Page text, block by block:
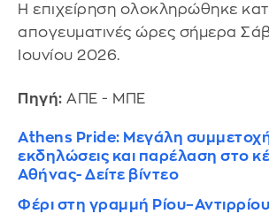
Η επιχείρηση ολοκληρώθηκε
απογευματινές ώρες σήμερα
Ιουνίου 2026.
Πηγή: ΑΠΕ - ΜΠΕ
Athens Pride: Μεγάλη
εκδηλώσεις και παρέλαση στο
Αθήνας- Δείτε βίντεο
Φέρι στη γραμμή